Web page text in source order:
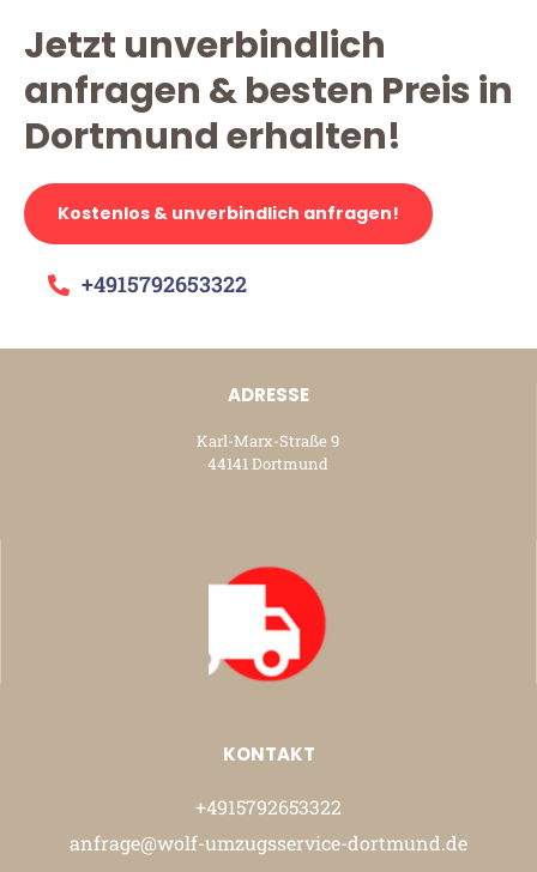
Jetzt unverbindlich
anfragen & besten Preis in
Dortmund erhalten!
Kostenlos & unverbindlich anfragen!
+4915792653322
ADRESSE
Karl-Marx-Straße 9
44141 Dortmund
KONTAKT
+4915792653322
anfrage@wolf-umzugsservice-dortmund.de